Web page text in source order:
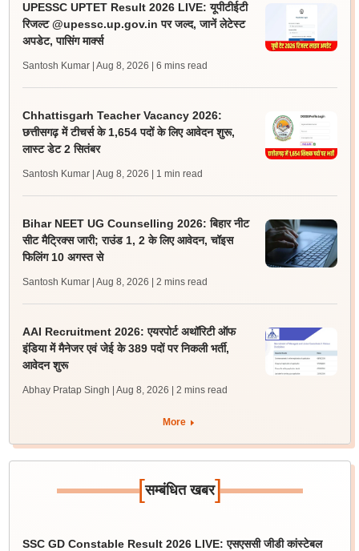
UPESSC UPTET Result 2026 LIVE: यूपीटीईटी
रिजल्ट @upessc.up.gov.in पर जल्द, जानें लेटेस्ट
अपडेट, पासिंग मार्क्स
Santosh Kumar | Aug 8, 2026 | 6 mins read
Chhattisgarh Teacher Vacancy 2026:
छत्तीसगढ़ में टीचर्स के 1,654 पदों के लिए आवेदन शुरू,
लास्ट डेट 2 सितंबर
Santosh Kumar | Aug 8, 2026 | 1 min read
Bihar NEET UG Counselling 2026: बिहार नीट
सीट मैट्रिक्स जारी; राउंड 1, 2 के लिए आवेदन, चॉइस
फिलिंग 10 अगस्त से
Santosh Kumar | Aug 8, 2026 | 2 mins read
AAI Recruitment 2026: एयरपोर्ट अथॉरिटी ऑफ
इंडिया में मैनेजर एवं जेई के 389 पदों पर निकली भर्ती,
आवेदन शुरू
Abhay Pratap Singh | Aug 8, 2026 | 2 mins read
More
[सम्बंधित खबर]
SSC GD Constable Result 2026 LIVE: एसएससी जीडी कांस्टेबल